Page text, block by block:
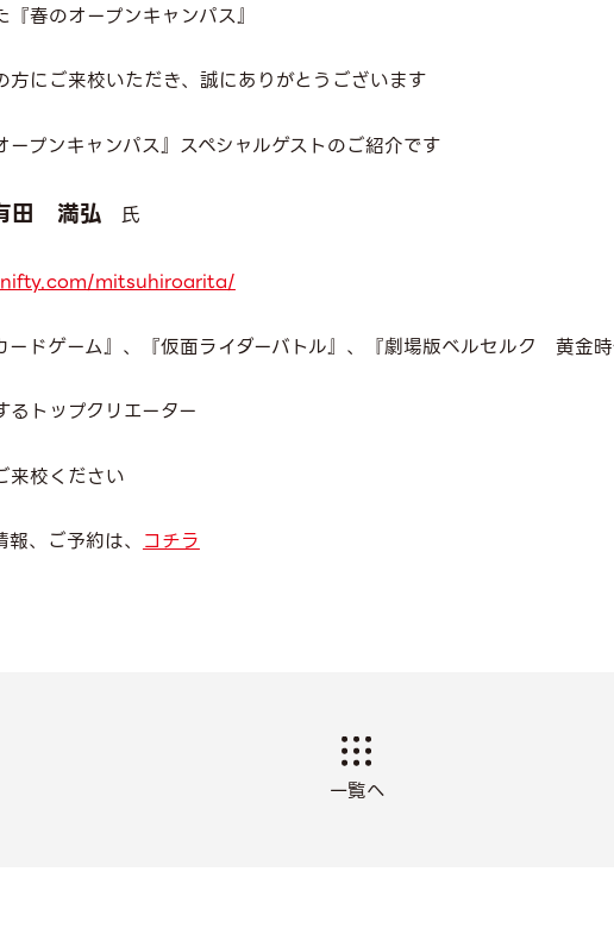
春のオープンキャンパス』
方にご来校いただき、誠にありがとうございます
ープンキャンパス』スペシャルゲストのご紹介です
田 満弘 氏
mitsuhiroarita/
ードゲーム』、『仮面ライダーバトル』、『劇場版ベルセルク 黄金
るトップクリエーター
来校ください
、ご予約は、 コチラ
一覧へ